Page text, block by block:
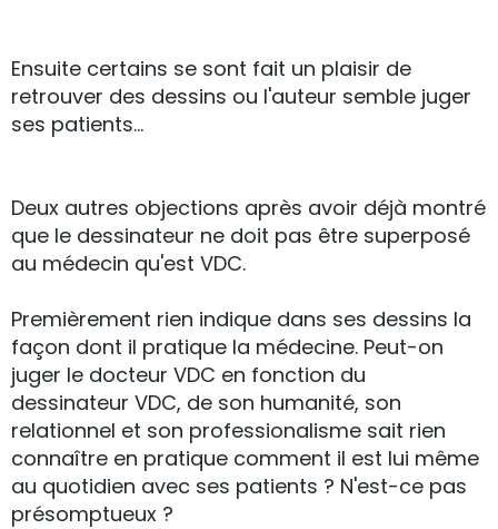
Ensuite certains se sont fait un plaisir de
retrouver des dessins ou l'auteur semble juger
ses patients...
Deux autres objections après avoir déjà montré
que le dessinateur ne doit pas être superposé
au médecin qu'est VDC.
Premièrement rien indique dans ses dessins la
façon dont il pratique la médecine. Peut-on
juger le docteur VDC en fonction du
dessinateur VDC, de son humanité, son
relationnel et son professionalisme sait rien
connaître en pratique comment il est lui même
au quotidien avec ses patients ? N'est-ce pas
présomptueux ?